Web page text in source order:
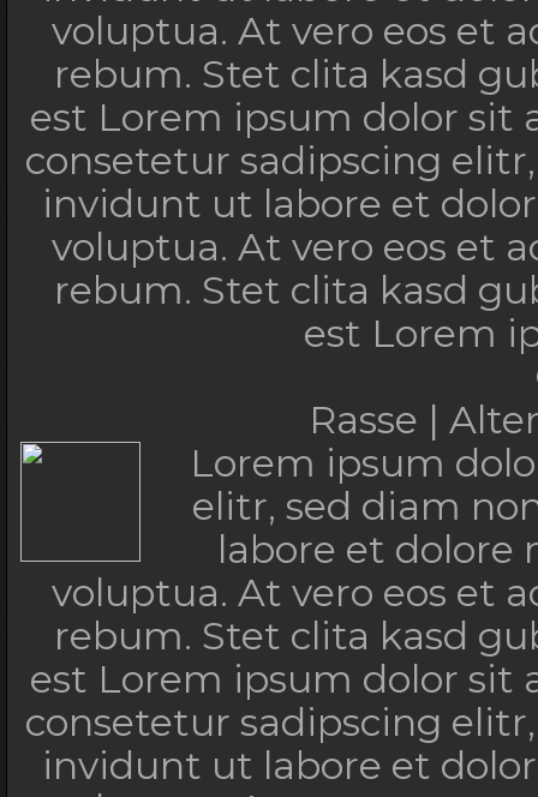
voluptua. At vero eos et
rebum. Stet clita kasd
est Lorem ipsum dolor sit
consetetur sadipscing
invidunt ut labore et
voluptua. At vero eos et
rebum. Stet clita kasd
est Lorem
Rasse |
Lorem ipsum
elitr, sed diam
labore et dolore
voluptua. At vero eos et
rebum. Stet clita kasd
est Lorem ipsum dolor sit
consetetur sadipscing
invidunt ut labore et